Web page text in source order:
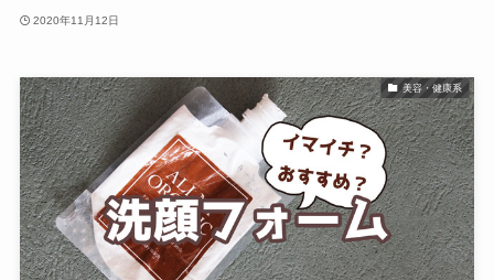
2020年11月12日
美容・健康系